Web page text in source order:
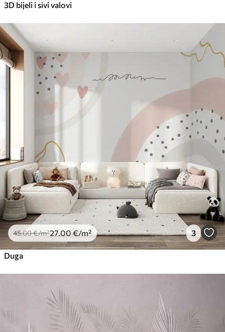
3D bijeli i sivi valovi
45.00€/m²27.00 €/m² 3
Duga